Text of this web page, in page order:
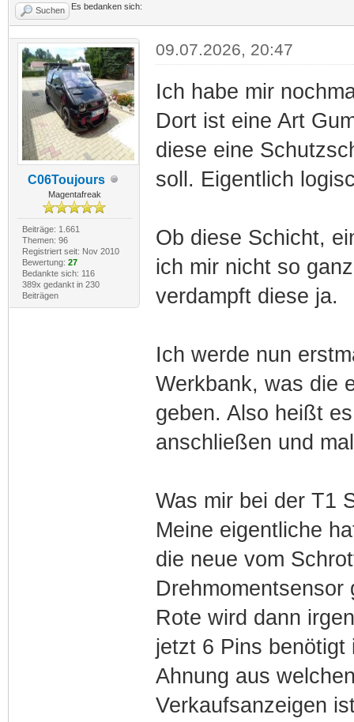
Suchen Es bedanken sich:
C06Toujours
Magentafreak
Beiträge: 1.661
Themen: 96
Registriert seit: Nov 2010
Bewertung: 27
Bedankte sich: 116
389x gedankt in 230
Beiträgen
09.07.2026, 20:47
Ich habe mir
Dort ist eine Art
diese eine
soll. Eigentlich
Ob diese Schicht,
ich mir nicht so
verdampft diese ja.
Ich werde nun
Werkbank, was die
geben. Also heißt
anschließen und
Was mir bei der T1
Meine eigentliche
die neue vom
Rote wird dann
jetzt 6 Pins benötigt
Ahnung aus
Verkaufsanzeigen